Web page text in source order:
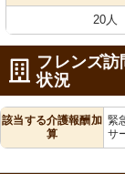
20人
フレンズ
状況
該当する介護報酬加
算
緊
サ